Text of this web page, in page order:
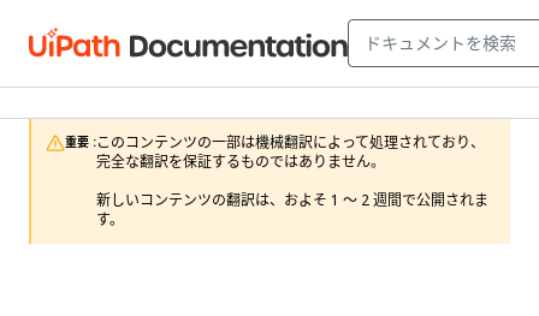
重要 :このコンテンツの一部は機械翻訳によって処理されており、
完全な翻訳を保証するものではありません。
新しいコンテンツの翻訳は、およそ 1 ～ 2 週間で公開されま
す。